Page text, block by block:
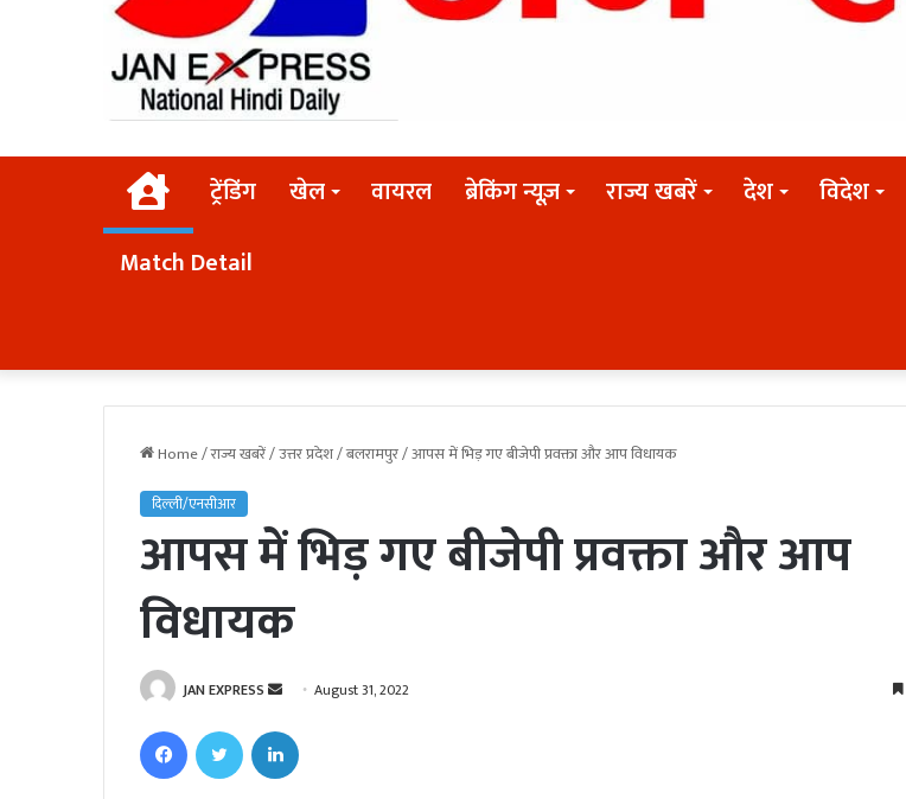
Homeट्रेंडिंग खेल वायरल ब्रेकिंग न्यूज़ राज्य खबरें देश विदेश
Match Detail
Home/राज्य खबरें/उत्तर प्रदेश/बलरामपुर/आपस में भिड़ गए बीजेपी प्रवक्ता और आप विधायक
दिल्ली/एनसीआर
आपस में भिड़ गए बीजेपी प्रवक्ता और आप
विधायक
JAN EXPRESS
d
August 31, 2022